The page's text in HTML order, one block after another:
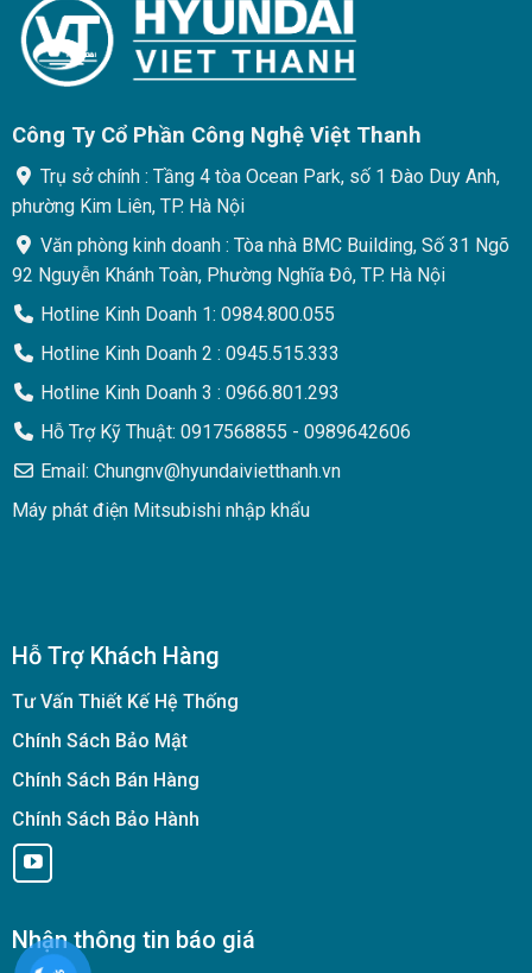
Công Ty Cổ Phần Công Nghệ Việt Thanh
Trụ sở chính : Tầng 4 tòa Ocean Park, số 1 Đào Duy Anh,
phường Kim Liên, TP. Hà Nội
Văn phòng kinh doanh : Tòa nhà BMC Building, Số 31 Ngõ
92 Nguyễn Khánh Toàn, Phường Nghĩa Đô, TP. Hà Nội
Hotline Kinh Doanh 1: 0984.800.055
Hotline Kinh Doanh 2 : 0945.515.333
Hotline Kinh Doanh 3 : 0966.801.293
Hỗ Trợ Kỹ Thuật: 0917568855 - 0989642606
Email: Chungnv@hyundaivietthanh.vn
Máy phát điện Mitsubishi nhập khẩu
Hỗ Trợ Khách Hàng
Tư Vấn Thiết Kế Hệ Thống
Chính Sách Bảo Mật
Chính Sách Bán Hàng
Chính Sách Bảo Hành
Nhận thông tin báo giá